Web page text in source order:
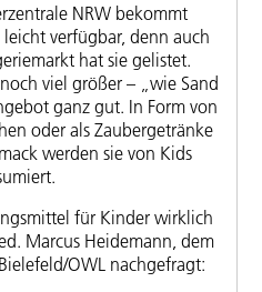
NRW bekommt
verfügbar, denn auch
hat sie gelistet.
viel größer – „wie Sand
ganz gut. In Form von
oder als Zaubergetränke
werden sie von Kids
für Kinder wirklich
Marcus Heidemann, dem
OWL nachgefragt: